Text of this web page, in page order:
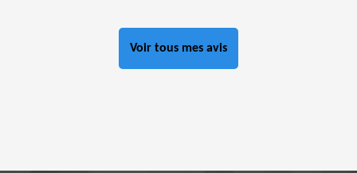
Voir tous mes avis